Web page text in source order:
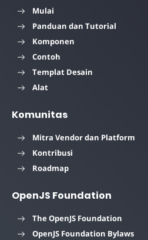
Mulai
Panduan dan Tutorial
Komponen
Contoh
Templat Desain
Alat
Komunitas
Mitra Vendor dan Platform
Kontribusi
Roadmap
OpenJS Foundation
The OpenJS Foundation
OpenJS Foundation Bylaws